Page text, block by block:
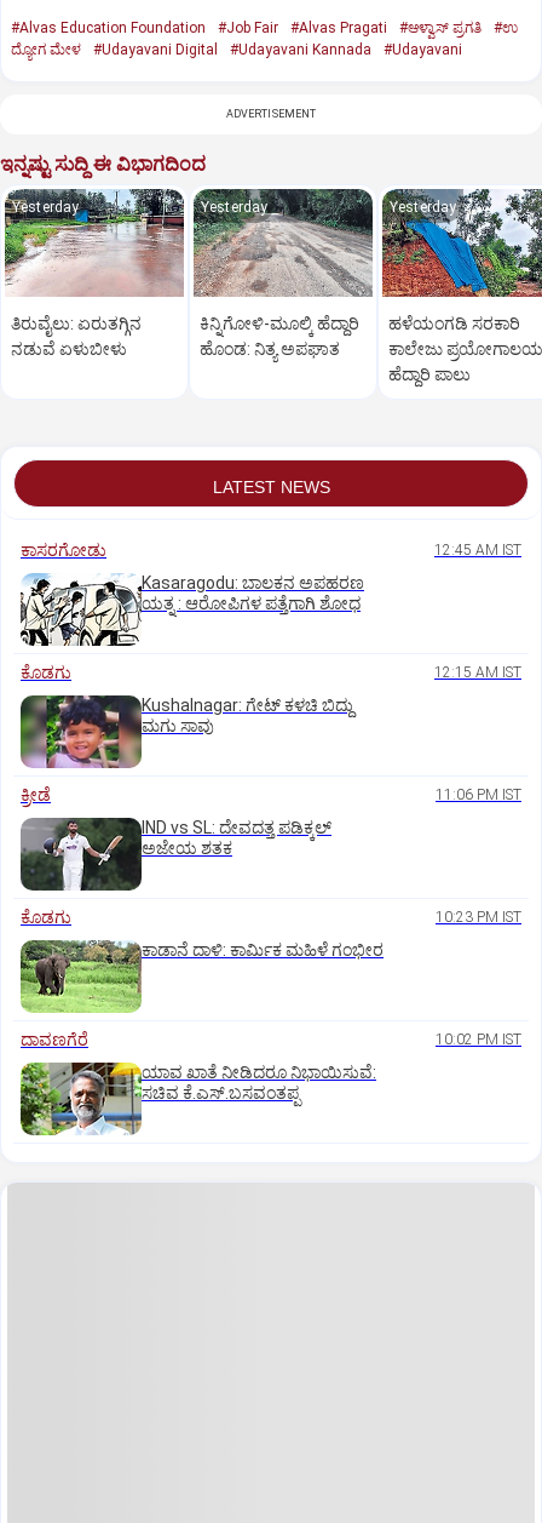
#Alvas Education Foundation #Job Fair #Alvas Pragati #ಆಳ್ವಾಸ್‌ ಪ್ರಗತಿ
#ಉ
ದ್ಯೋಗ ಮೇಳ
#Udayavani Digital #Udayavani Kannada #Udayavani
ADVERTISEMENT
ಇನ್ನಷ್ಟು ಸುದ್ದಿ ಈ ವಿಭಾಗದಿಂದ
Yesterday
ತಿರುವೈಲು: ಏರುತಗ್ಗಿನ
ನಡುವೆ ಏಳುಬೀಳು
Yesterday
ಕಿನ್ನಿಗೋಳಿ-ಮೂಲ್ಕಿ ಹೆದ್ದಾರಿ
ಹೊಂಡ: ನಿತ್ಯ ಅಪಘಾತ
Yesterday
ಹಳೆಯಂಗಡಿ ಸರಕಾರಿ
ಕಾಲೇಜು ಪ್ರಯೋಗಾಲಯ
ಹೆದ್ದಾರಿ ಪಾಲು
LATEST NEWS
ಕಾಸರಗೋಡು 12:45 AM IST
Kasaragodu: ಬಾಲಕನ ಅಪಹರಣ
ಯತ್ನ : ಆರೋಪಿಗಳ ಪತ್ತೆಗಾಗಿ ಶೋಧ
ಕೊಡಗು 12:15 AM IST
Kushalnagar: ಗೇಟ್ ಕಳಚಿ ಬಿದ್ದು
ಮಗು ಸಾವು
ಕ್ರೀಡೆ 11:06 PM IST
IND vs SL: ದೇವದತ್ತ ಪಡಿಕ್ಕಲ್‌
ಅಜೇಯ ಶತಕ
ಕೊಡಗು 10:23 PM IST
ಕಾಡಾನೆ ದಾಳಿ: ಕಾರ್ಮಿಕ ಮಹಿಳೆ ಗಂಭೀರ
ದಾವಣಗೆರೆ 10:02 PM IST
ಯಾವ ಖಾತೆ ನೀಡಿದರೂ ನಿಭಾಯಿಸುವೆ:
ಸಚಿವ ಕೆ.ಎಸ್.ಬಸವಂತಪ್ಪ